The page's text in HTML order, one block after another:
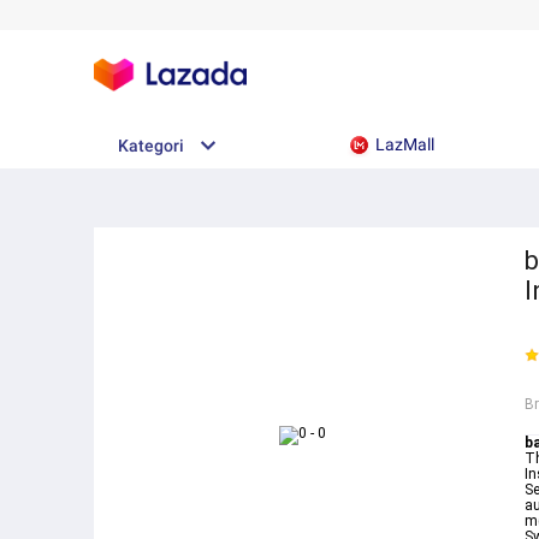
Kategori LazMall